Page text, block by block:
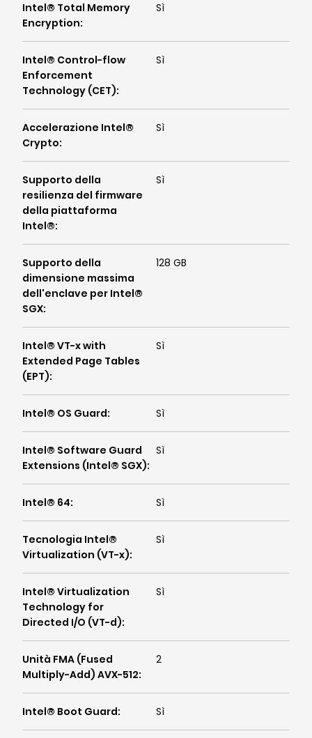
Intel® Total Memory
Encryption:
Sì
Intel® Control-flow
Enforcement
Technology (CET):
Sì
Accelerazione Intel®
Crypto:
Sì
Supporto della
resilienza del firmware
della piattaforma
Intel®:
Sì
Supporto della
dimensione massima
dell'enclave per Intel®
SGX:
128 GB
Intel® VT-x with
Extended Page Tables
(EPT):
Sì
Intel® OS Guard: Sì
Intel® Software Guard
Extensions (Intel® SGX):
Sì
Intel® 64: Sì
Tecnologia Intel®
Virtualization (VT-x):
Sì
Intel® Virtualization
Technology for
Directed I/O (VT-d):
Sì
Unità FMA (Fused
Multiply-Add) AVX-512:
2
Intel® Boot Guard: Sì